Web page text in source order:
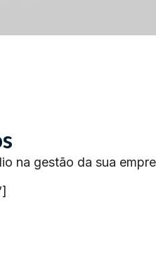
na gestão da sua